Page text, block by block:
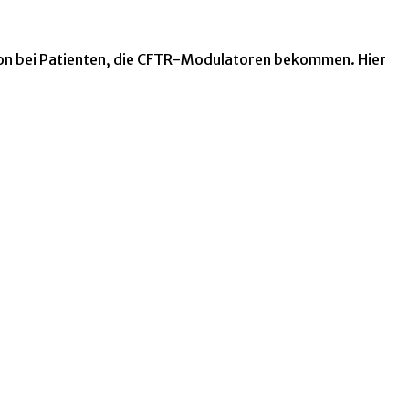
bei Patienten, die CFTR-Modulatoren bekommen. Hier